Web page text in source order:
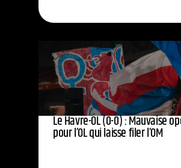
Le Havre-OL (0-0) : Mauvaise
pour l’OL qui laisse filer l’OM